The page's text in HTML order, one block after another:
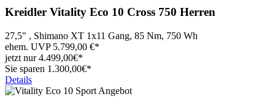
Kreidler Vitality Eco 10 Cross 750 Herren
27,5" , Shimano XT 1x11 Gang, 85 Nm, 750 Wh
ehem. UVP 5.799,00 €*
jetzt nur4.499,00€*
Sie sparen 1.300,00€*
Details